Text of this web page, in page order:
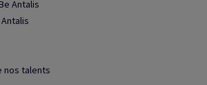
Antalis
nos talents